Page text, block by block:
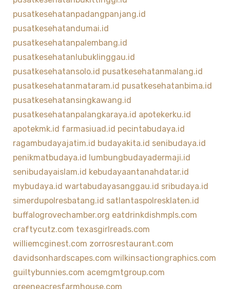
pusatkesehatanpadangpanjang.id
pusatkesehatandumai.id
pusatkesehatanpalembang.id
pusatkesehatanlubuklinggau.id
pusatkesehatansolo.id pusatkesehatanmalang.id
pusatkesehatanmataram.id pusatkesehatanbima.id
pusatkesehatansingkawang.id
pusatkesehatanpalangkaraya.id apotekerku.id
apotekmk.id farmasiuad.id pecintabudaya.id
ragambudayajatim.id budayakita.id senibudaya.id
penikmatbudaya.id lumbungbudayadermaji.id
senibudayaislam.id kebudayaantanahdatar.id
mybudaya.id wartabudayasanggau.id sribudaya.id
simerdupolresbatang.id satlantaspolresklaten.id
buffalogrovechamber.org eatdrinkdishmpls.com
craftycutz.com texasgirlreads.com
williemcginest.com zorrosrestaurant.com
davidsonhardscapes.com wilkinsactiongraphics.com
guiltybunnies.com acemgmtgroup.com
greeneacresfarmhouse.com